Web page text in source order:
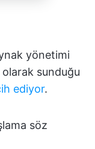
yönetimi
sunduğu
ediyor.
söz